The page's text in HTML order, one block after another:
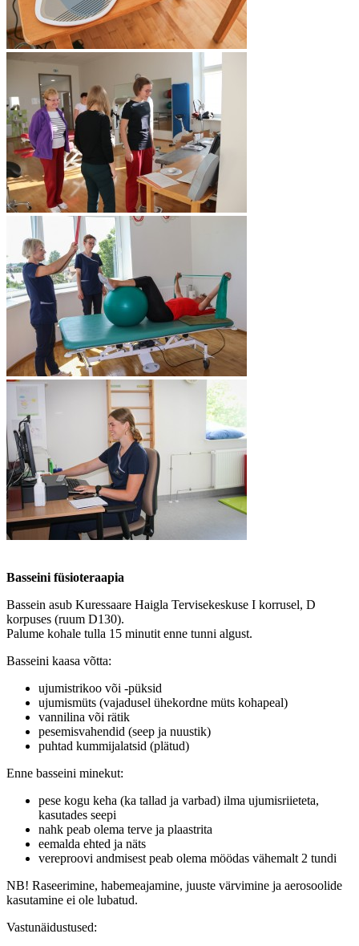
Basseini füsioteraapia
Bassein asub Kuressaare Haigla Tervisekeskuse I korrusel, D
korpuses (ruum D130).
Palume kohale tulla 15 minutit enne tunni algust.
Basseini kaasa võtta:
ujumistrikoo või -püksid
ujumismüts (vajadusel ühekordne müts kohapeal)
vannilina või rätik
pesemisvahendid (seep ja nuustik)
puhtad kummijalatsid (plätud)
Enne basseini minekut:
pese kogu keha (ka tallad ja varbad) ilma ujumisriieteta,
kasutades seepi
nahk peab olema terve ja plaastrita
eemalda ehted ja näts
vereproovi andmisest peab olema möödas vähemalt 2 tundi
NB! Raseerimine, habemeajamine, juuste värvimine ja aerosoolide
kasutamine ei ole lubatud.
Vastunäidustused: